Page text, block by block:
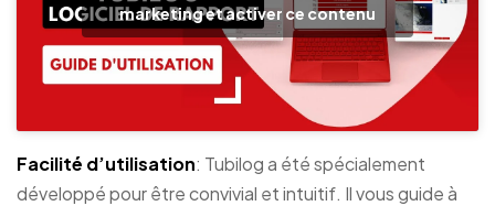
marketing et activer ce contenu
Facilité d’utilisation: Tubilog a été spécialement
développé pour être convivial et intuitif. Il vous guide à